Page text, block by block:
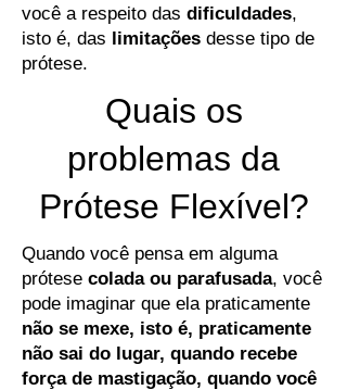
você a respeito das dificuldades,
isto é, das limitações desse tipo de
prótese.
Quais os
problemas da
Prótese Flexível?
Quando você pensa em alguma
prótese colada ou parafusada, você
pode imaginar que ela praticamente
não se mexe, isto é, praticamente
não sai do lugar, quando recebe
força de mastigação, quando você